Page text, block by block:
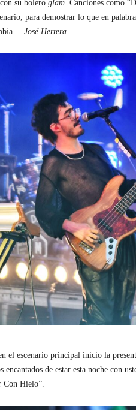
su bolero glam. Canciones como
para demostrar lo que en
– José Herrera.
el escenario principal inicio la
encantados de estar esta noche con
Con Hielo”.